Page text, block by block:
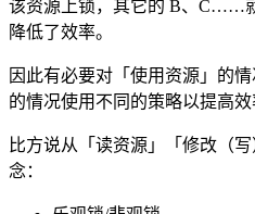
该资源上锁，其它的 B、C……
降低了效率。
因此有必要对「使用资源」的
的情况使用不同的策略以提高效
比方说从「读资源」「修改（
念：